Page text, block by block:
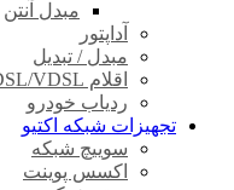
مبدل آنتن
آداپتور
مبدل / تبدیل
اقلام ADSL/VDSL
ردیاب خودرو
تجهیزات شبکه اکتیو
سوییچ شبکه
اکسس پوینت